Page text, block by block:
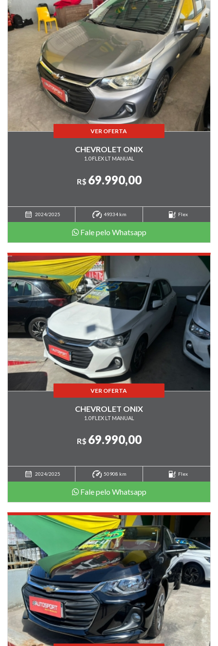
VER OFERTA
CHEVROLET ONIX
1.0 FLEX LT MANUAL
R$ 69.990,00
2024/2025 49334 km Flex
Fale pelo Whatsapp
VER OFERTA
CHEVROLET ONIX
1.0 FLEX LT MANUAL
R$ 69.990,00
2024/2025 50908 km Flex
Fale pelo Whatsapp